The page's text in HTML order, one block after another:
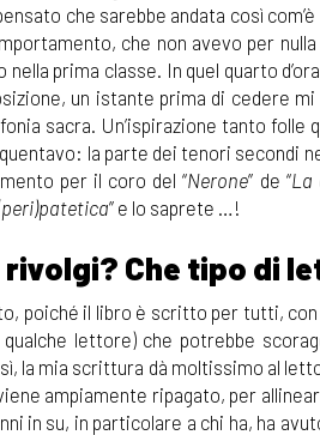
che sarebbe andata così
che non avevo per
prima classe. In quel quarto
un istante prima di cedere
sacra. Un’ispirazione tanto
la parte dei tenori secondi
per il coro del “Nerone” de “La
” e lo saprete …!
rivolgi? Che tipo di
poiché il libro è scritto per tutti,
lettore) che potrebbe
la mia scrittura dà moltissimo al
ampiamente ripagato, per
in su, in particolare a chi ha, ha